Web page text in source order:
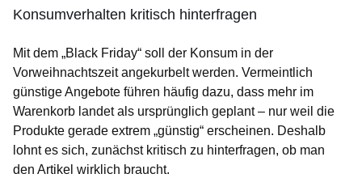
Konsumverhalten kritisch hinterfragen
Mit dem „Black Friday“ soll der Konsum in der
Vorweihnachtszeit angekurbelt werden. Vermeintlich
günstige Angebote führen häufig dazu, dass mehr im
Warenkorb landet als ursprünglich geplant – nur weil die
Produkte gerade extrem „günstig“ erscheinen. Deshalb
lohnt es sich, zunächst kritisch zu hinterfragen, ob man
den Artikel wirklich braucht.